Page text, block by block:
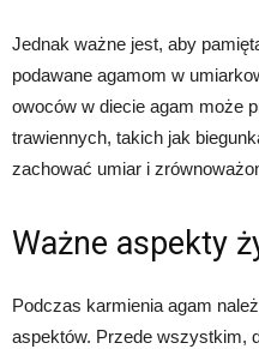
Jednak ważne jest, aby
podawane agamom w
owoców w diecie agam może
trawiennych, takich jak
zachować umiar i
Ważne aspekty
Podczas karmienia agam
aspektów. Przede wszystkim,